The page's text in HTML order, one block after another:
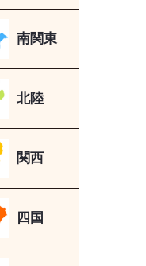
南関東
北陸
関西
四国